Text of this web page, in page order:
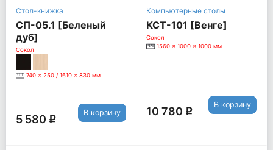
Стол-книжка
СП-05.1 [Беленый
дуб]
Сокол
740 x 250 / 1610 x 830 мм
5 580 q
В корзину
Компьютерные столы
КСТ-101 [Венге]
Сокол
1560 x 1000 x 1000 мм
10 780 q
В корзину